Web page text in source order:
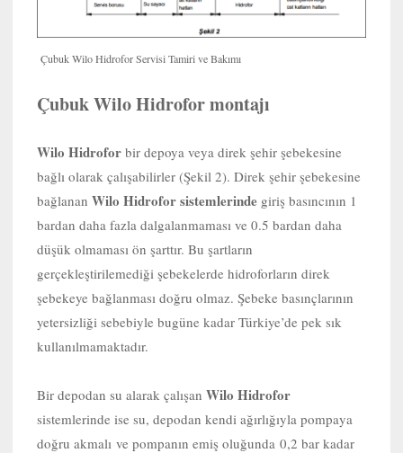
Çubuk Wilo Hidrofor Servisi Tamiri ve Bakımı
Çubuk Wilo Hidrofor montajı
Wilo Hidrofor bir depoya veya direk şehir şebekesine
bağlı olarak çalışabilirler (Şekil 2). Direk şehir şebekesine
bağlanan Wilo Hidrofor sistemlerinde giriş basıncının 1
bardan daha fazla dalgalanmaması ve 0.5 bardan daha
düşük olmaması ön şarttır. Bu şartların
gerçekleştirilemediği şebekelerde hidroforların direk
şebekeye bağlanması doğru olmaz. Şebeke basınçlarının
yetersizliği sebebiyle bugüne kadar Türkiye’de pek sık
kullanılmamaktadır.
Bir depodan su alarak çalışan Wilo Hidrofor
sistemlerinde ise su, depodan kendi ağırlığıyla pompaya
doğru akmalı ve pompanın emiş oluğunda 0,2 bar kadar